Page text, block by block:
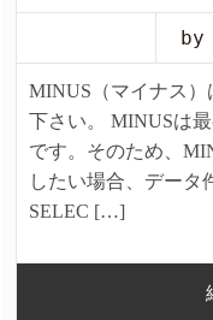
by
MINUS（マイナス
下さい。 MINUSは
です。そのため、
したい場合、データ
SELEC […]